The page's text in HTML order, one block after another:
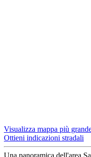
Visualizza mappa più
Ottieni indicazioni stradali
Una panoramica dell'area